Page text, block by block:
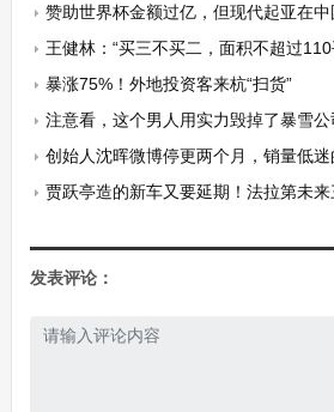
赞助世界杯金额过亿，但现代起亚在
王健林：“买三不买二，面积不超过
暴涨75%！外地投资客来杭“扫货”
注意看，这个男人用实力毁掉了暴雪公
创始人沈晖微博停更两个月，销量低迷
贾跃亭造的新车又要延期！法拉第未来三
发表评论：